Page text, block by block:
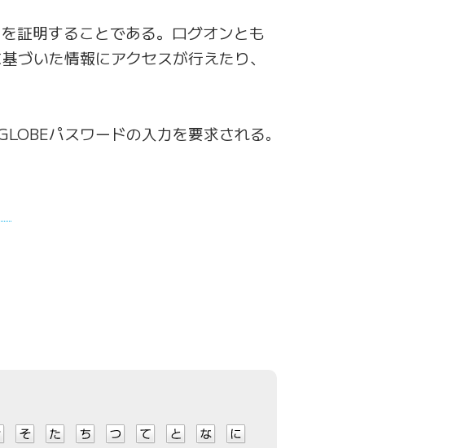
証明することである。ログオンとも
づいた情報にアクセスが行えたり、
パスワードの入力を要求される｡